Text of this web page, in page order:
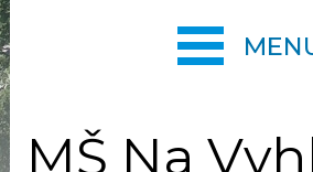
MŠ Na